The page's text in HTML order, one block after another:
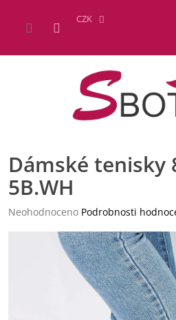
obsah
CZK
Dámské tenisky
5B.WH
Průměrné
Neohodnoceno Podrobnosti